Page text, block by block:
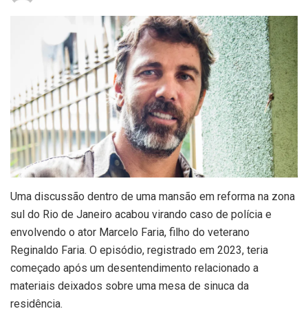
Uma discussão dentro de uma mansão em reforma na zona
sul do Rio de Janeiro acabou virando caso de polícia e
envolvendo o ator Marcelo Faria, filho do veterano
Reginaldo Faria. O episódio, registrado em 2023, teria
começado após um desentendimento relacionado a
materiais deixados sobre uma mesa de sinuca da
residência.